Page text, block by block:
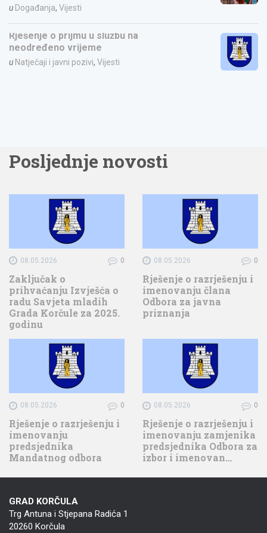
u Događanja, Vijesti
Rješenje o prijmu u službu na
neodređeno vrijeme
u Natječaji i javni pozivi, Vijesti
Posljednje novosti
08.05.2026 0
Zaključak o
prihvaćanju Izvješća o
radu Savjeta mladih
Grada Korčule za 2025.
godinu
08.05.2026 0
Rješenje o razrješenju i
imenovanju člana
Odbora za javna
priznanja
08.05.2026 0
Rješenje o razrješenju i
imenovanju
predsjednika
Mandatnog odbora
08.05.2026 0
Rješenje o razrješenju i
imenovanju zamjenika
predsjednika Odbora za
izbor i imenovan…
GRAD KORČULA
Trg Antuna i Stjepana Radića 1
20260 Korčula